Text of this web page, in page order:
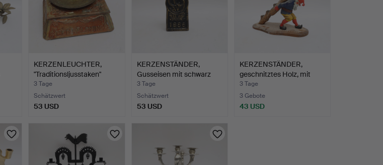
KERZENLEUCHTER,
"Traditionsljusstaken"
Mes…
3 Tage
Schätzwert
53 USD
KERZENSTÄNDER,
Gusseisen mit schwarz
lacki…
3 Tage
Schätzwert
53 USD
KERZENSTÄNDER,
geschnitztes Holz, mit
Wich…
3 Tage
3 Gebote
43 USD